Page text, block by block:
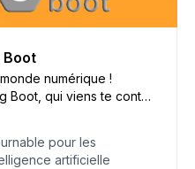
Boot
numérique !
Boot, qui viens te conter
aujourd’hui.
pour les
artificielle